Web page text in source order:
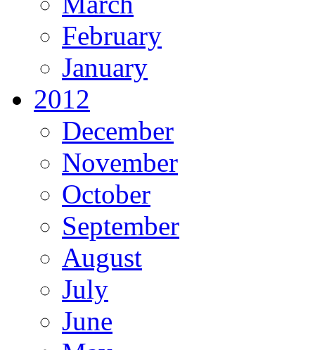
February
January
2012
December
November
October
September
August
July
June